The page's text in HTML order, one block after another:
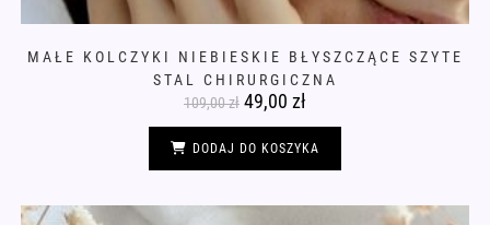
MAŁE KOLCZYKI NIEBIESKIE BŁYSZCZĄCE SZYTE
STAL CHIRURGICZNA
109,00zł Pierwotna
cena
wynosiła:
109,00 zł.
49,00 zł
wynosi:
49,00 zł.
DODAJ DO KOSZYKA